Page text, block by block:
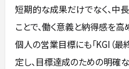
短期的な成果だけでなく、中
ことで、働く意義と納得感を高
個人の営業目標にも「KGI（最
定し、目標達成のための明確